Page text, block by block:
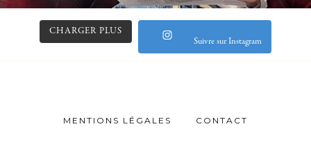
CHARGER PLUS
Suivre sur Instagram
MENTIONS LÉGALES CONTACT